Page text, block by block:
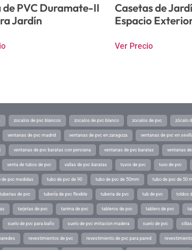
de PVC Duramate-II
Jardín
Casetas de
Espacio
Ver Precio
zocalos de pvc blancos zocalos de pvc blanco zocalos de pvc zócalo
ventanas de pvc madrid ventanas de pvc en zaragoza ventanas de pvc en
ventanas de pvc baratas con persiana ventanas de pvc baratas ventanas
venta de tubos de pvc vallas de pvc baratas tuvos de pvc tuvo de pvc
de pvc medidas tubo de pvc de 90 tubo de pvc de 50mm tubo de pvc de 50
tuberias de pvc tubería de pvc flexible tuberia de pvc tub de pvc toldos
tarjetas de pvc tarima de pvc tableros de pvc tablero de pvc
suelo de pvc para baño suelo de pvc imitacion madera suelo de pvc
revestimientos de pvc revestimiento de pvc para pared